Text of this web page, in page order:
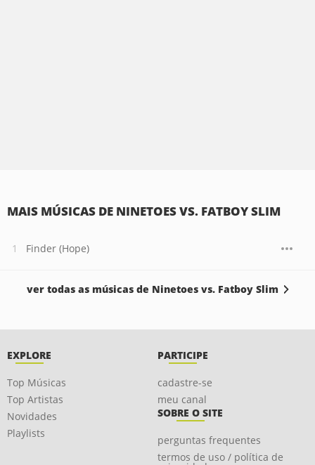
MAIS MÚSICAS DE NINETOES VS. FATBOY SLIM
Finder (Hope)
ver todas as músicas de Ninetoes vs. Fatboy Slim
EXPLORE
Top Músicas
Top Artistas
Novidades
Playlists
PARTICIPE
cadastre-se
meu canal
SOBRE O SITE
perguntas frequentes
termos de uso / política de